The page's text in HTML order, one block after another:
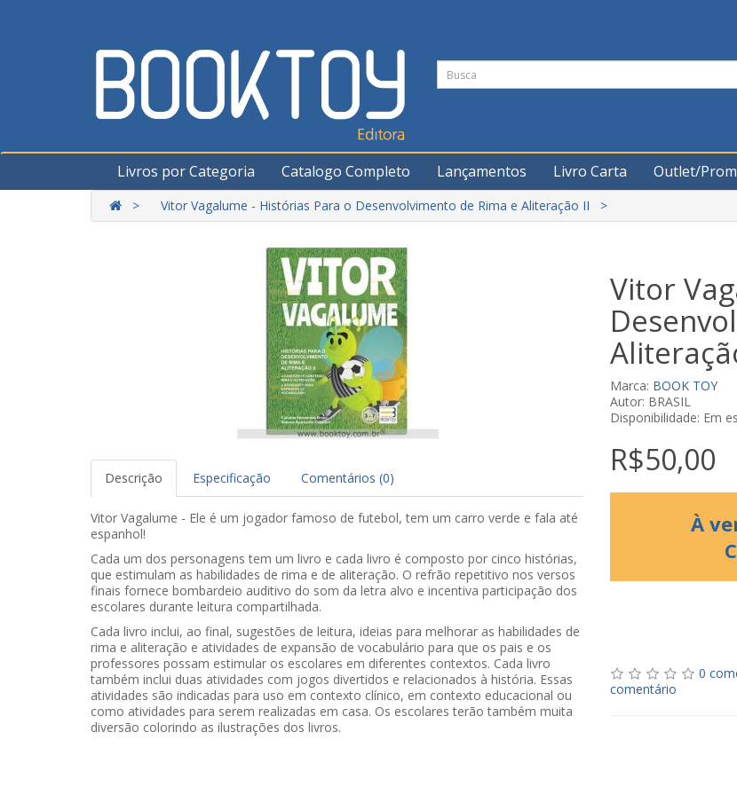
Livros por Categoria Catalogo Completo Lançamentos Livro Carta Outlet/
Vitor Vagalume - Histórias Para o Desenvolvimento de Rima e Aliteração II
Descrição Especificação Comentários (0)
Vitor Vagalume - Ele é um jogador famoso de futebol, tem um carro verde e fala até
espanhol!
Cada um dos personagens tem um livro e cada livro é composto por cinco histórias,
que estimulam as habilidades de rima e de aliteração. O refrão repetitivo nos versos
finais fornece bombardeio auditivo do som da letra alvo e incentiva participação dos
escolares durante leitura compartilhada.
Cada livro inclui, ao final, sugestões de leitura, ideias para melhorar as habilidades de
rima e aliteração e atividades de expansão de vocabulário para que os pais e os
professores possam estimular os escolares em diferentes contextos. Cada livro
também inclui duas atividades com jogos divertidos e relacionados à história. Essas
atividades são indicadas para uso em contexto clínico, em contexto educacional ou
como atividades para serem realizadas em casa. Os escolares terão também muita
diversão colorindo as ilustrações dos livros.
Vitor
Marca: BOOK TOY
Autor: BRASIL
Disponibilidade: Em
R$50,00
À
0
comentário